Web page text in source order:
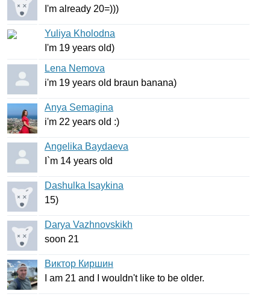
I'm already 20=)))
Yuliya Kholodna
I'm 19 years old)
Lena Nemova
i'm 19 years old braun banana)
Anya Semagina
i'm 22 years old :)
Angelika Baydaeva
`m 14 years old
Dashulka Isaykina
15)
Darya Vazhnovskikh
soon 21
Виктор Киршин
am 21 and wouldn't like to be older.